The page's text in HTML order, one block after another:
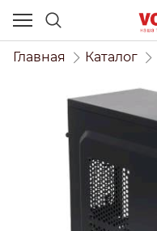
Главная Каталог